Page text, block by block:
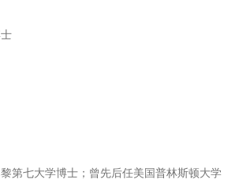
第七大学博士；曾先后任美国普林斯顿大学